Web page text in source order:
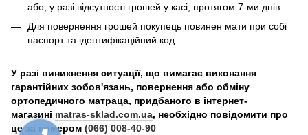
або, у разі відсутності грошей у касі, протягом 7-ми днів.
Для повернення грошей покупець повинен мати при собі
паспорт та ідентифікаційний код.
У разі виникнення ситуації, що вимагає виконання
гарантійних зобов'язань, повернення або обміну
ортопедичного матраца, придбаного в інтернет-
магазині matras-sklad.com.ua, необхідно повідомити про
це за номером (066) 008-40-90